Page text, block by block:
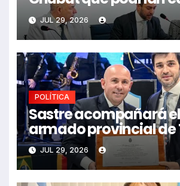
JUL 29, 2026
POLÍTICA
Sastre acompañará el
armado provincial de
JUL 29, 2026